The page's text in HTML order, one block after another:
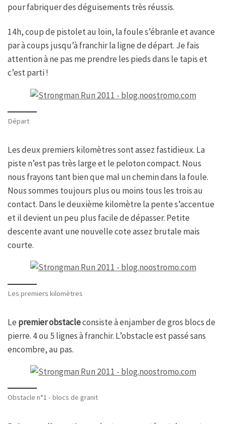
pour fabriquer des déguisements très réussis.
14h, coup de pistolet au loin, la foule s’ébranle et avance
par à coups jusqu’à franchir la ligne de départ. Je fais
attention à ne pas me prendre les pieds dans le tapis et
c’est parti !
Départ
Les deux premiers kilomètres sont assez fastidieux. La
piste n’est pas très large et le peloton compact. Nous
nous frayons tant bien que mal un chemin dans la foule.
Nous sommes toujours plus ou moins tous les trois au
contact. Dans le deuxième kilomètre la pente s’accentue
et il devient un peu plus facile de dépasser. Petite
descente avant une nouvelle cote assez brutale mais
courte.
Les premiers kilomètres
Lepremier obstacleconsiste à enjamber de gros blocs de
pierre. 4 ou 5 lignes à franchir. L’obstacle est passé sans
encombre, au pas.
Obstacle n°1 - blocs de granit